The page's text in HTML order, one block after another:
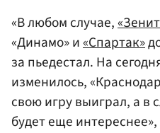
«В любом случае,
«Динамо» и«Спартак»
за пьедестал. На
изменилось,
свою игру выиграл, а в
будет еще